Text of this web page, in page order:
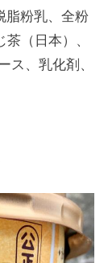
脂粉乳、全粉
（日本）、
ス、乳化剤、